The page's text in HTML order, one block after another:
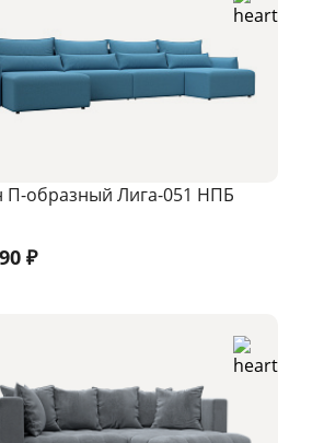
П-образный Лига-051 НПБ
₽